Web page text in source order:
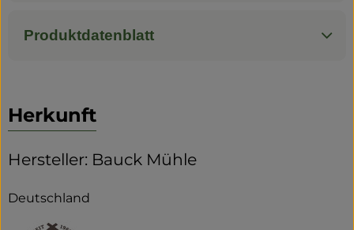
Produktdatenblatt
Herkunft
Hersteller: Bauck Mühle
Deutschland